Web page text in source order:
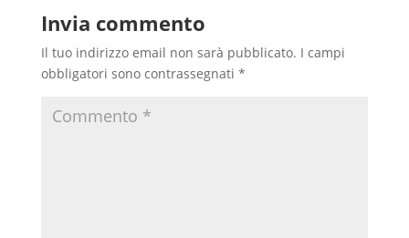
Invia commento
Il tuo indirizzo email non sarà pubblicato. I campi
obbligatori sono contrassegnati *